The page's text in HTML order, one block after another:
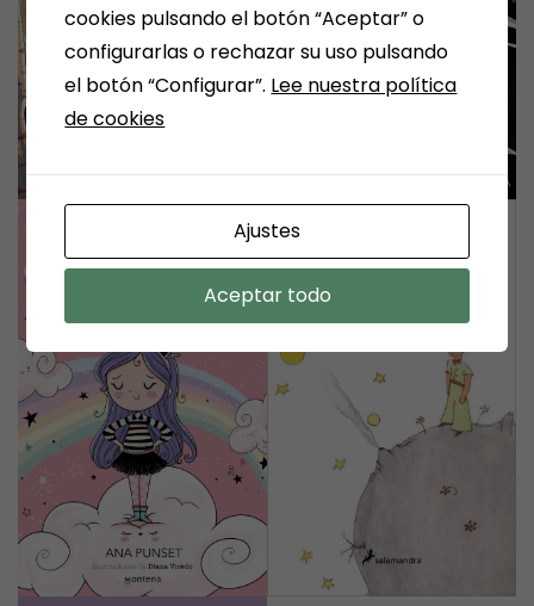
cookies pulsando el botón “Aceptar” o
configurarlas o rechazar su uso pulsando
el botón “Configurar”. Lee nuestra política
de cookies
Ajustes
Aceptar todo